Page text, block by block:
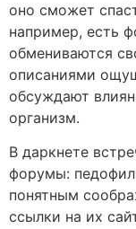
оно сможет
например, есть
обмениваются
описаниями
обсуждают
организм.
В даркнете
форумы:
понятным
ссылки на их